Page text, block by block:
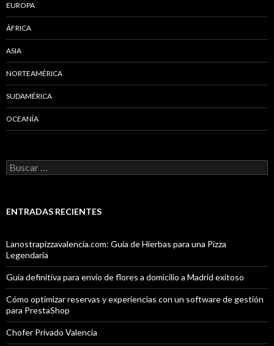
EUROPA
ÁFRICA
ASIA
NORTEAMÉRICA
SUDAMÉRICA
OCEANÍA
Buscar:
ENTRADAS RECIENTES
Lanostrapizzavalencia.com: Guía de Hierbas para una Pizza
Legendaria
Guía definitiva para envío de flores a domicilio a Madrid exitoso
Cómo optimizar reservas y experiencias con un software de gestión
para PrestaShop
Chofer Privado Valencia